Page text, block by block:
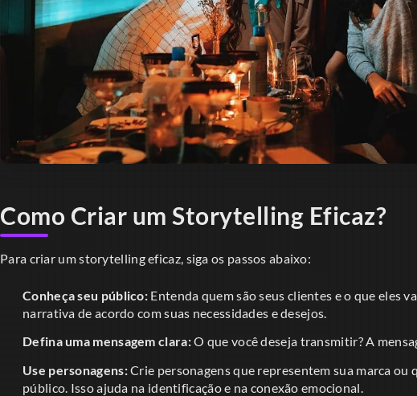
Como Criar um Storytelling Eficaz?
Para criar um storytelling eficaz, siga os passos abaixo:
Conheça seu público: Entenda quem são seus clientes e o que eles
narrativa de acordo com suas necessidades e desejos.
Defina uma mensagem clara:O que você deseja transmitir? A
Use personagens:Crie personagens que representem sua marca ou
público. Isso ajuda na identificação e na conexão emocional.